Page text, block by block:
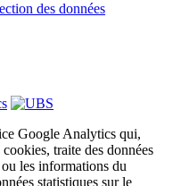
des données
Google Analytics qui,
traite des données
ou les informations du
statistiques sur le